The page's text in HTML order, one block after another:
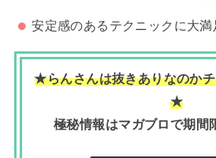
安定感のあるテクニックに大満
★らんさんは抜きありなのか
★
極秘情報はマガブロで期間